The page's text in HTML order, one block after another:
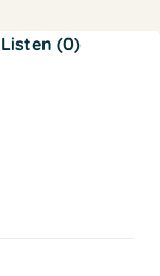
Listen (0)